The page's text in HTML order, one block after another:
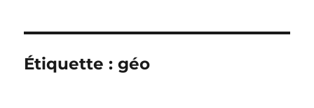
Étiquette :géo